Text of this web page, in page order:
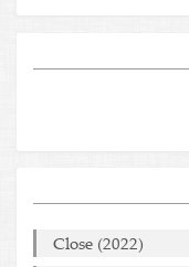
Close (2022)